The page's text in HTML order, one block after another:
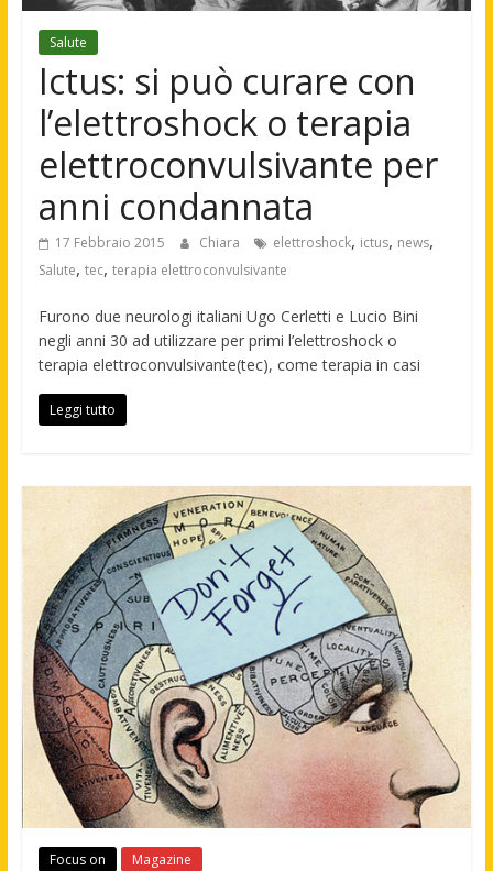
Salute
Ictus: si può curare con
l’elettroshock o terapia
elettroconvulsivante per
anni condannata
17 Febbraio 2015 Chiara elettroshock, ictus, news,
Salute, tec, terapia elettroconvulsivante
Furono due neurologi italiani Ugo Cerletti e Lucio Bini
negli anni 30 ad utilizzare per primi l’elettroshock o
terapia elettroconvulsivante(tec), come terapia in casi
Leggi tutto
Focus on Magazine